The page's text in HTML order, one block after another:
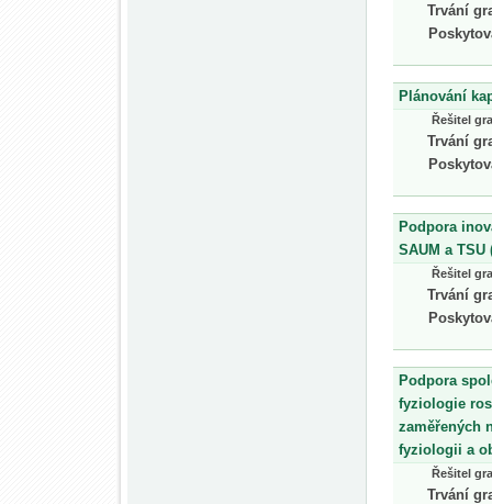
Trvání
Plánování
Řešitel
Trvání
Podpora
SAUM a TSU
Řešitel
Trvání
Podpora
fyziologie
zaměřených
fyziologii a
Řešitel
Trvání